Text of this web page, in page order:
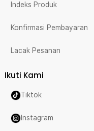
Indeks Produk
Konfirmasi Pembayaran
Lacak Pesanan
Ikuti Kami
Tiktok
Instagram